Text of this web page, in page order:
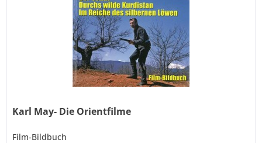
Karl May- Die Orientfilme
Film-Bildbuch